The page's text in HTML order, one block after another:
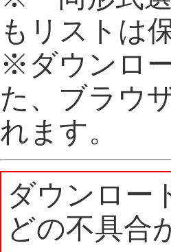
もリストは
※ダウンロ
た、ブラウ
れます。
ダウンロー
どの不具合